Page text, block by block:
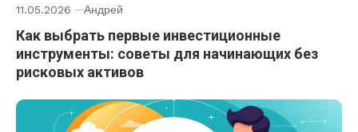
11.05.2026 Андрей
Как выбрать первые инвестиционные
инструменты: советы для начинающих без
рисковых активов